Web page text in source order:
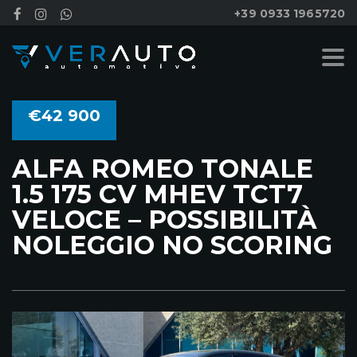
+39 0933 1965720
€42 900
ALFA ROMEO TONALE
1.5 175 CV MHEV TCT7
VELOCE – POSSIBILITÀ
NOLEGGIO NO SCORING